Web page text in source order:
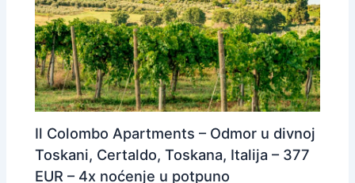
Il Colombo Apartments – Odmor u divnoj
Toskani, Certaldo, Toskana, Italija – 377
EUR – 4x noćenje u potpuno